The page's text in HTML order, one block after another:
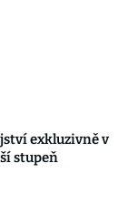
exkluzivně v
stupeň